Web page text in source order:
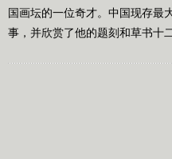
国画坛的一位奇才。中国现存最
事，并欣赏了他的题刻和草书十